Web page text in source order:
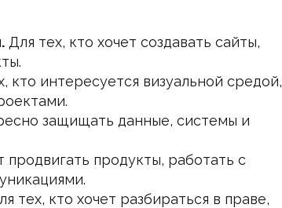
Для тех, кто хочет создавать сайты,
кто интересуется визуальной средой,
защищать данные, системы и
продвигать продукты, работать с
тех, кто хочет разбираться в праве,